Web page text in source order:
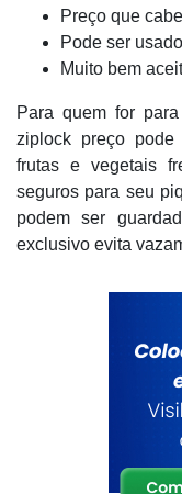
Preço que
Pode ser
Muito bem
Para quem for
ziplock preço pode
frutas e vegetais
seguros para seu
podem ser
exclusivo evita